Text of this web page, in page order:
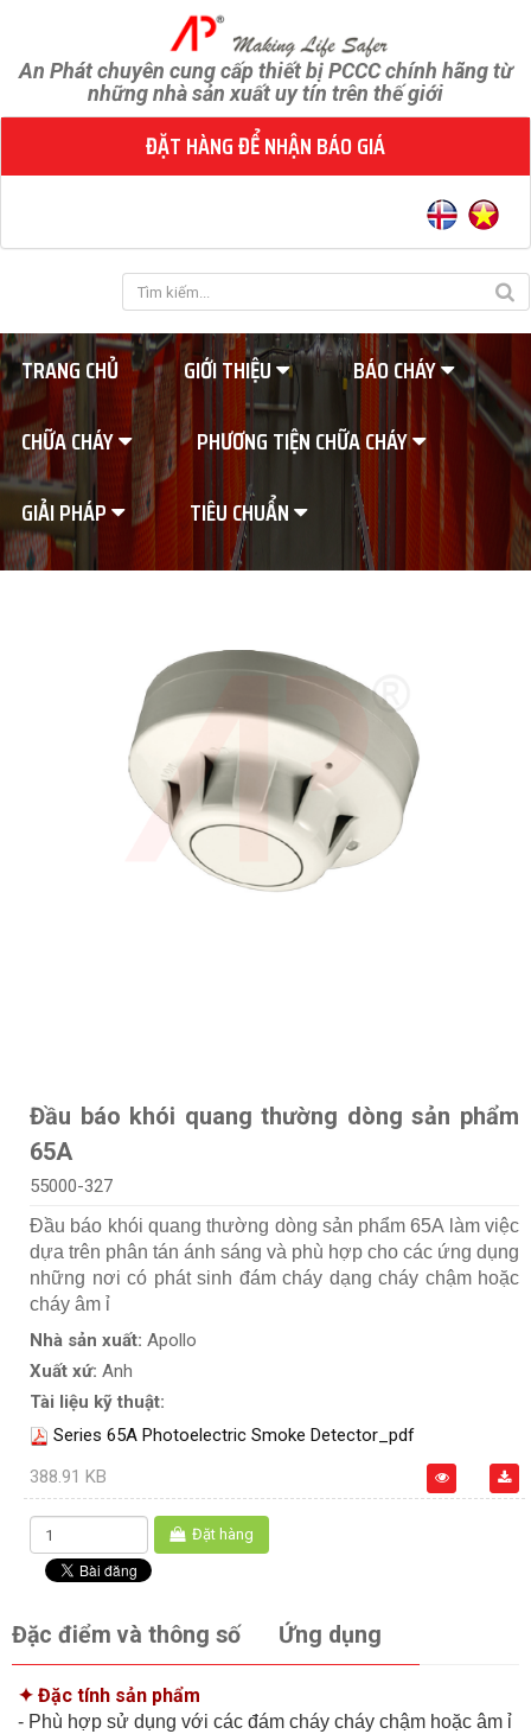
An Phát chuyên cung cấp thiết bị PCCC chính hãng từ
những nhà sản xuất uy tín trên thế giới
ĐẶT HÀNG ĐỂ NHẬN BÁO GIÁ
TRANG CHỦ GIỚI THIỆU
BÁO CHÁY
CHỮA CHÁY
PHƯƠNG TIỆN CHỮA CHÁY
GIẢI PHÁP
TIÊU CHUẨN
Đầu báo khói quang thường dòng sản phẩm
65A
55000-327
Đầu báo khói quang thường dòng sản phẩm 65A làm việc
dựa trên phân tán ánh sáng và phù hợp cho các ứng dụng
những nơi có phát sinh đám cháy dạng cháy chậm hoặc
cháy âm ỉ
Nhà sản xuất: Apollo
Xuất xứ: Anh
Tài liệu kỹ thuật:
Series 65A Photoelectric Smoke Detector_pdf
388.91 KB
Đặt hàng
Đặc điểm và thông số Ứng dụng
✦ Đặc tính sản phẩm
- Phù hợp sử dụng với các đám cháy cháy chậm hoặc âm ỉ